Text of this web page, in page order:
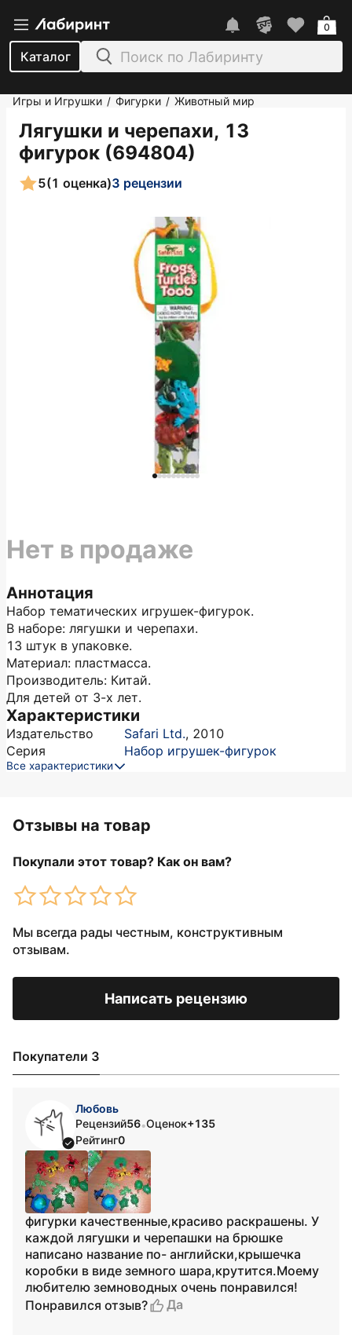
Каталог
0
Игры и Игрушки / Фигурки / Животный мир
Лягушки и черепахи, 13
фигурок (694804)
5(1 оценка)3 рецензии
Аннотация
Набор тематических игрушек-фигурок.
В наборе: лягушки и черепахи.
13 штук в упаковке.
Материал: пластмасса.
Производитель: Китай.
Для детей от 3-х лет.
Характеристики
Издательство Safari Ltd., 2010
Серия
Набор игрушек-фигурок
Все характеристики
Нет в продаже
Отзывы на товар
Покупали этот товар? Как он вам?
Мы всегда рады честным, конструктивным
отзывам.
Написать рецензию
Покупатели 3
Любовь
Рецензий56•Оценок+135
Рейтинг0
фигурки качественные,красиво раскрашены. У
каждой лягушки и черепашки на брюшке
написано название по- английски,крышечка
коробки в виде земного шара,крутится.Моему
любителю земноводных очень понравился!
Понравился отзыв?
Да